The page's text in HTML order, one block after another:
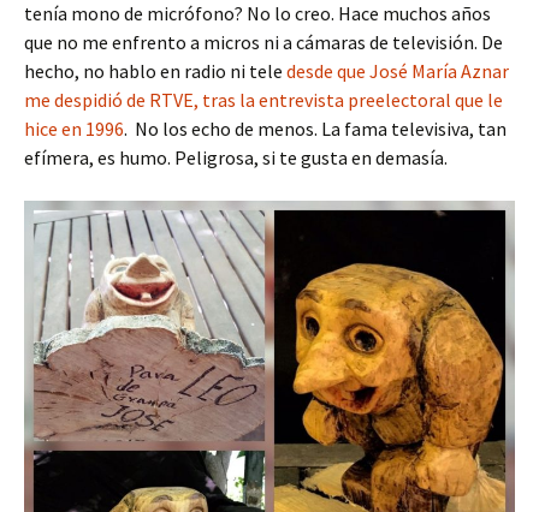
tenía mono de micrófono? No lo creo. Hace muchos años
que no me enfrento a micros ni a cámaras de televisión. De
hecho, no hablo en radio ni tele desde que José María Aznar
me despidió de RTVE, tras la entrevista preelectoral que le
hice en 1996. No los echo de menos. La fama televisiva, tan
efímera, es humo. Peligrosa, si te gusta en demasía.